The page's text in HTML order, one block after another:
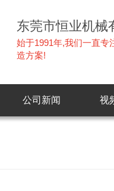
东莞市恒业机械
始于1991年,我们一直专
造方案!
公司新闻 视